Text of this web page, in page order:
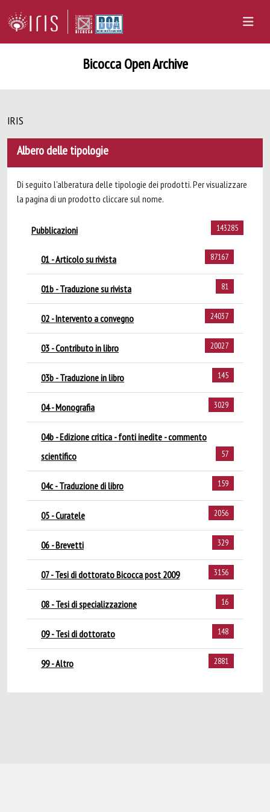
Bicocca Open Archive
IRIS
Albero delle tipologie
Di seguito l'alberatura delle tipologie dei prodotti. Per visualizzare
la pagina di un prodotto cliccare sul nome.
Pubblicazioni 143285
01 - Articolo su rivista 87167
01b - Traduzione su rivista 81
02 - Intervento a convegno 24037
03 - Contributo in libro 20027
03b - Traduzione in libro 145
04 - Monografia 3029
04b - Edizione critica - fonti inedite - commento
scientifico
57
04c - Traduzione di libro 159
05 - Curatele 2056
06 - Brevetti 329
07 - Tesi di dottorato Bicocca post 2009 3156
08 - Tesi di specializzazione 16
09 - Tesi di dottorato 148
99 - Altro 2881